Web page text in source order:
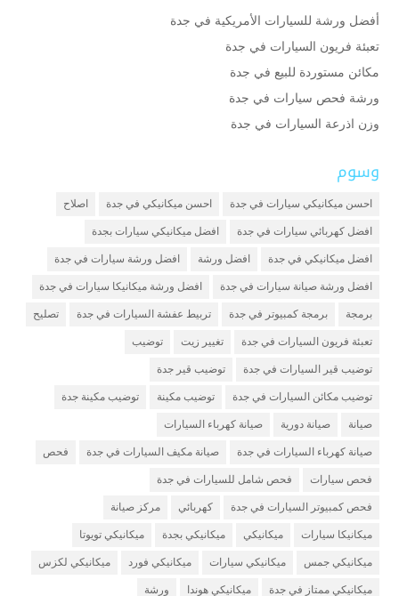
أفضل ورشة للسيارات الأمريكية في جدة
تعبئة فريون السيارات في جدة
مكائن مستوردة للبيع في جدة
ورشة فحص سيارات في جدة
وزن اذرعة السيارات في جدة
وسوم
احسن ميكانيكي سيارات في جدة احسن ميكانيكي في جدة اصلاح
افضل كهربائي سيارات في جدة افضل ميكانيكي سيارات بجدة
افضل ميكانيكي في جدة افضل ورشة افضل ورشة سيارات في جدة
افضل ورشة صيانة سيارات في جدة افضل ورشة ميكانيكا سيارات في جدة
برمجة برمجة كمبيوتر في جدة تربيط عفشة السيارات في جدة تصليح
تعبئة فريون السيارات في جدة تغيير زيت توضيب
توضيب قير السيارات في جدة توضيب قير جدة
توضيب مكائن السيارات في جدة توضيب مكينة توضيب مكينة جدة
صيانة صيانة دورية صيانة كهرباء السيارات
صيانة كهرباء السيارات في جدة صيانة مكيف السيارات في جدة فحص
فحص سيارات فحص شامل للسيارات في جدة
فحص كمبيوتر السيارات في جدة كهربائي مركز صيانة
ميكانيكا سيارات ميكانيكي ميكانيكي بجدة ميكانيكي تويوتا
ميكانيكي جمس ميكانيكي سيارات ميكانيكي فورد ميكانيكي لكزس
ميكانيكي ممتاز في جدة ميكانيكي هوندا ورشة